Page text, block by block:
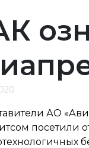
АО
посетили